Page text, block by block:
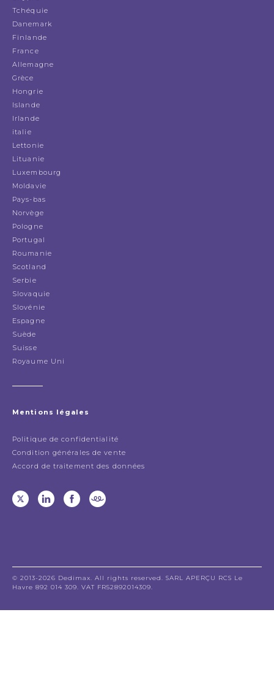
Tchéquie
Danemark
Finlande
France
Allemagne
Grèce
Hongrie
Islande
Irlande
italie
Lettonie
Lituanie
Luxembourg
Moldavie
Pays-bas
Norvège
Pologne
Portugal
Roumanie
Scotland
Serbie
Slovaquie
Slovénie
Espagne
Suède
Suisse
Royaume Uni
Mentions légales
Politique de confidentialité
Condition générales de vente
Accord de traitement des données
© 2013-2026 Dedimax. All rights reserved. SARL APERÇU RCS Le
Havre 892 014 309. VAT FR52892014309.